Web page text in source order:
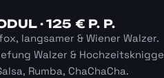
· 125 € P. P.
langsamer & Wiener Walzer.
Walzer & Hochzeitsknigge
Rumba, ChaChaCha.